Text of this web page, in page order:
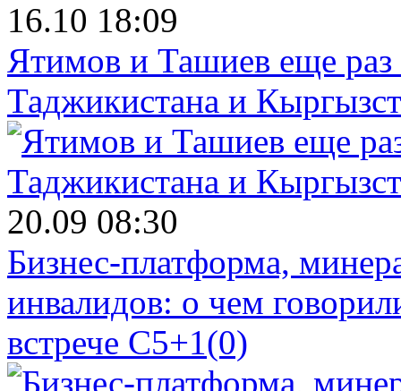
16.10 18:09
Ятимов и Ташиев еще раз
Таджикистана и
20.09 08:30
Бизнес-платформа,
инвалидов: о чем
встрече C5+1(0)